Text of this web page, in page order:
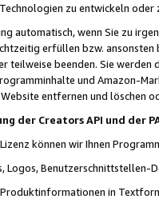
zu entwickeln
automatisch, wenn Sie zu
erfüllen bzw. ansonsten
teilweise beenden. Sie werden
und Amazon-
entfernen und löschen
der Creators API und der
Lizenz können wir Ihnen
Logos, Benutzerschnittstellen-
in